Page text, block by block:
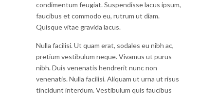
condimentum feugiat. Suspendisse lacus ipsum,
faucibus et commodo eu, rutrum ut diam.
Quisque vitae gravida lacus.
Nulla facilisi. Ut quam erat, sodales eu nibh ac,
pretium vestibulum neque. Vivamus ut purus
nibh. Duis venenatis hendrerit nunc non
venenatis. Nulla facilisi. Aliquam ut urna ut risus
tincidunt interdum. Vestibulum quis faucibus